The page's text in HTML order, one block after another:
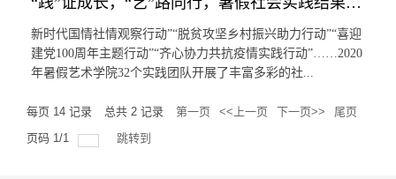
新时代国情社情观察行动”“脱贫攻坚乡村振兴助力行动”“喜迎
建党100周年主题行动”“齐心协力共抗疫情实践行动”……2020
年暑假艺术学院32个实践团队开展了丰富多彩的社...
每页 14 记录 总共 2 记录 第一页 <<上一页 下一页>>
尾页
页码 1/1 跳转到